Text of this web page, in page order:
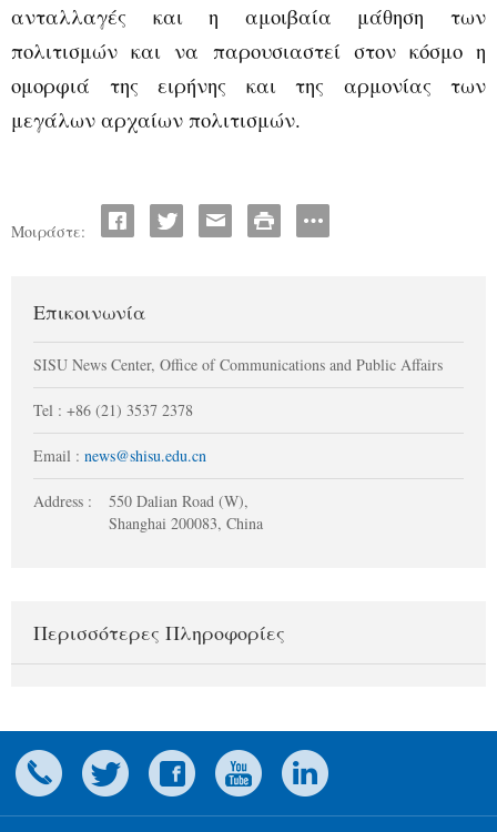
ανταλλαγές και η αμοιβαία μάθηση των
πολιτισμών και να παρουσιαστεί στον κόσμο η
ομορφιά της ειρήνης και της αρμονίας των
μεγάλων αρχαίων πολιτισμών.
Μοιράστε:
Επικοινωνία
SISU News Center, Office of Communications and Public Affairs
Tel : +86 (21) 3537 2378
Email : news@shisu.edu.cn
Address :
550 Dalian Road (W),
Shanghai 200083, China
Περισσότερες Πληροφορίες